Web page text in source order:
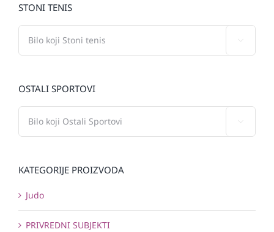
STONI TENIS
OSTALI SPORTOVI
KATEGORIJE PROIZVODA
Judo
PRIVREDNI SUBJEKTI